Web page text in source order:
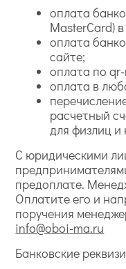
оплата
MasterCard)
оплата
сайте;
оплата по qr-
оплата в
расчетный
для физлиц
С юридическими
предоплате.
Оплатите его и
поручения
info@oboi-ma.ru
Банковские